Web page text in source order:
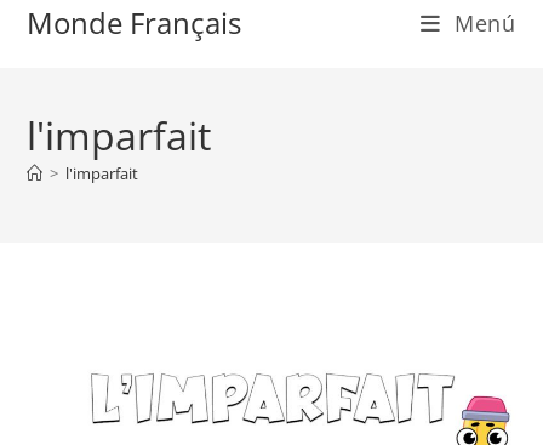
Monde Français Menú
l'imparfait
> l'imparfait